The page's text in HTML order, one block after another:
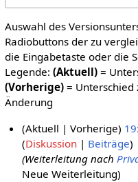
Auswahl des
Radiobuttons der zu
die Eingabetaste oder die
Legende: (Aktuell)=
(Vorherige)= Unterschied
Änderung
Aktuell Vorherige
Diskussion
Beiträge
Weiterleitung nach
Neue Weiterleitung